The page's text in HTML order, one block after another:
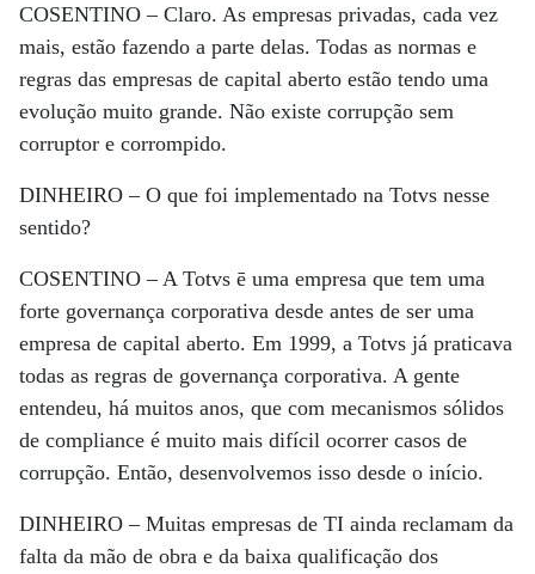
COSENTINO –Claro. As empresas privadas, cada vez
mais, estão fazendo a parte delas. Todas as normas e
regras das empresas de capital aberto estão tendo uma
evolução muito grande. Não existe corrupção sem
corruptor e corrompido.
DINHEIRO –O que foi implementado na Totvs nesse
sentido?
COSENTINO –A Totvs ē uma empresa que tem uma
forte governança corporativa desde antes de ser uma
empresa de capital aberto. Em 1999, a Totvs já praticava
todas as regras de governança corporativa. A gente
entendeu, há muitos anos, que com mecanismos sólidos
de compliance é muito mais difícil ocorrer casos de
corrupção. Então, desenvolvemos isso desde o início.
DINHEIRO –Muitas empresas de TI ainda reclamam da
falta da mão de obra e da baixa qualificação dos